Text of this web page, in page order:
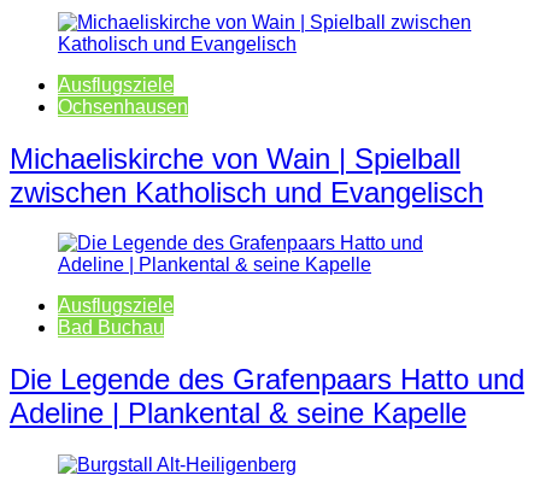
Ausflugsziele
Ochsenhausen
Michaeliskirche von Wain | Spielball
zwischen Katholisch und Evangelisch
Ausflugsziele
Bad Buchau
Die Legende des Grafenpaars Hatto und
Adeline | Plankental & seine Kapelle